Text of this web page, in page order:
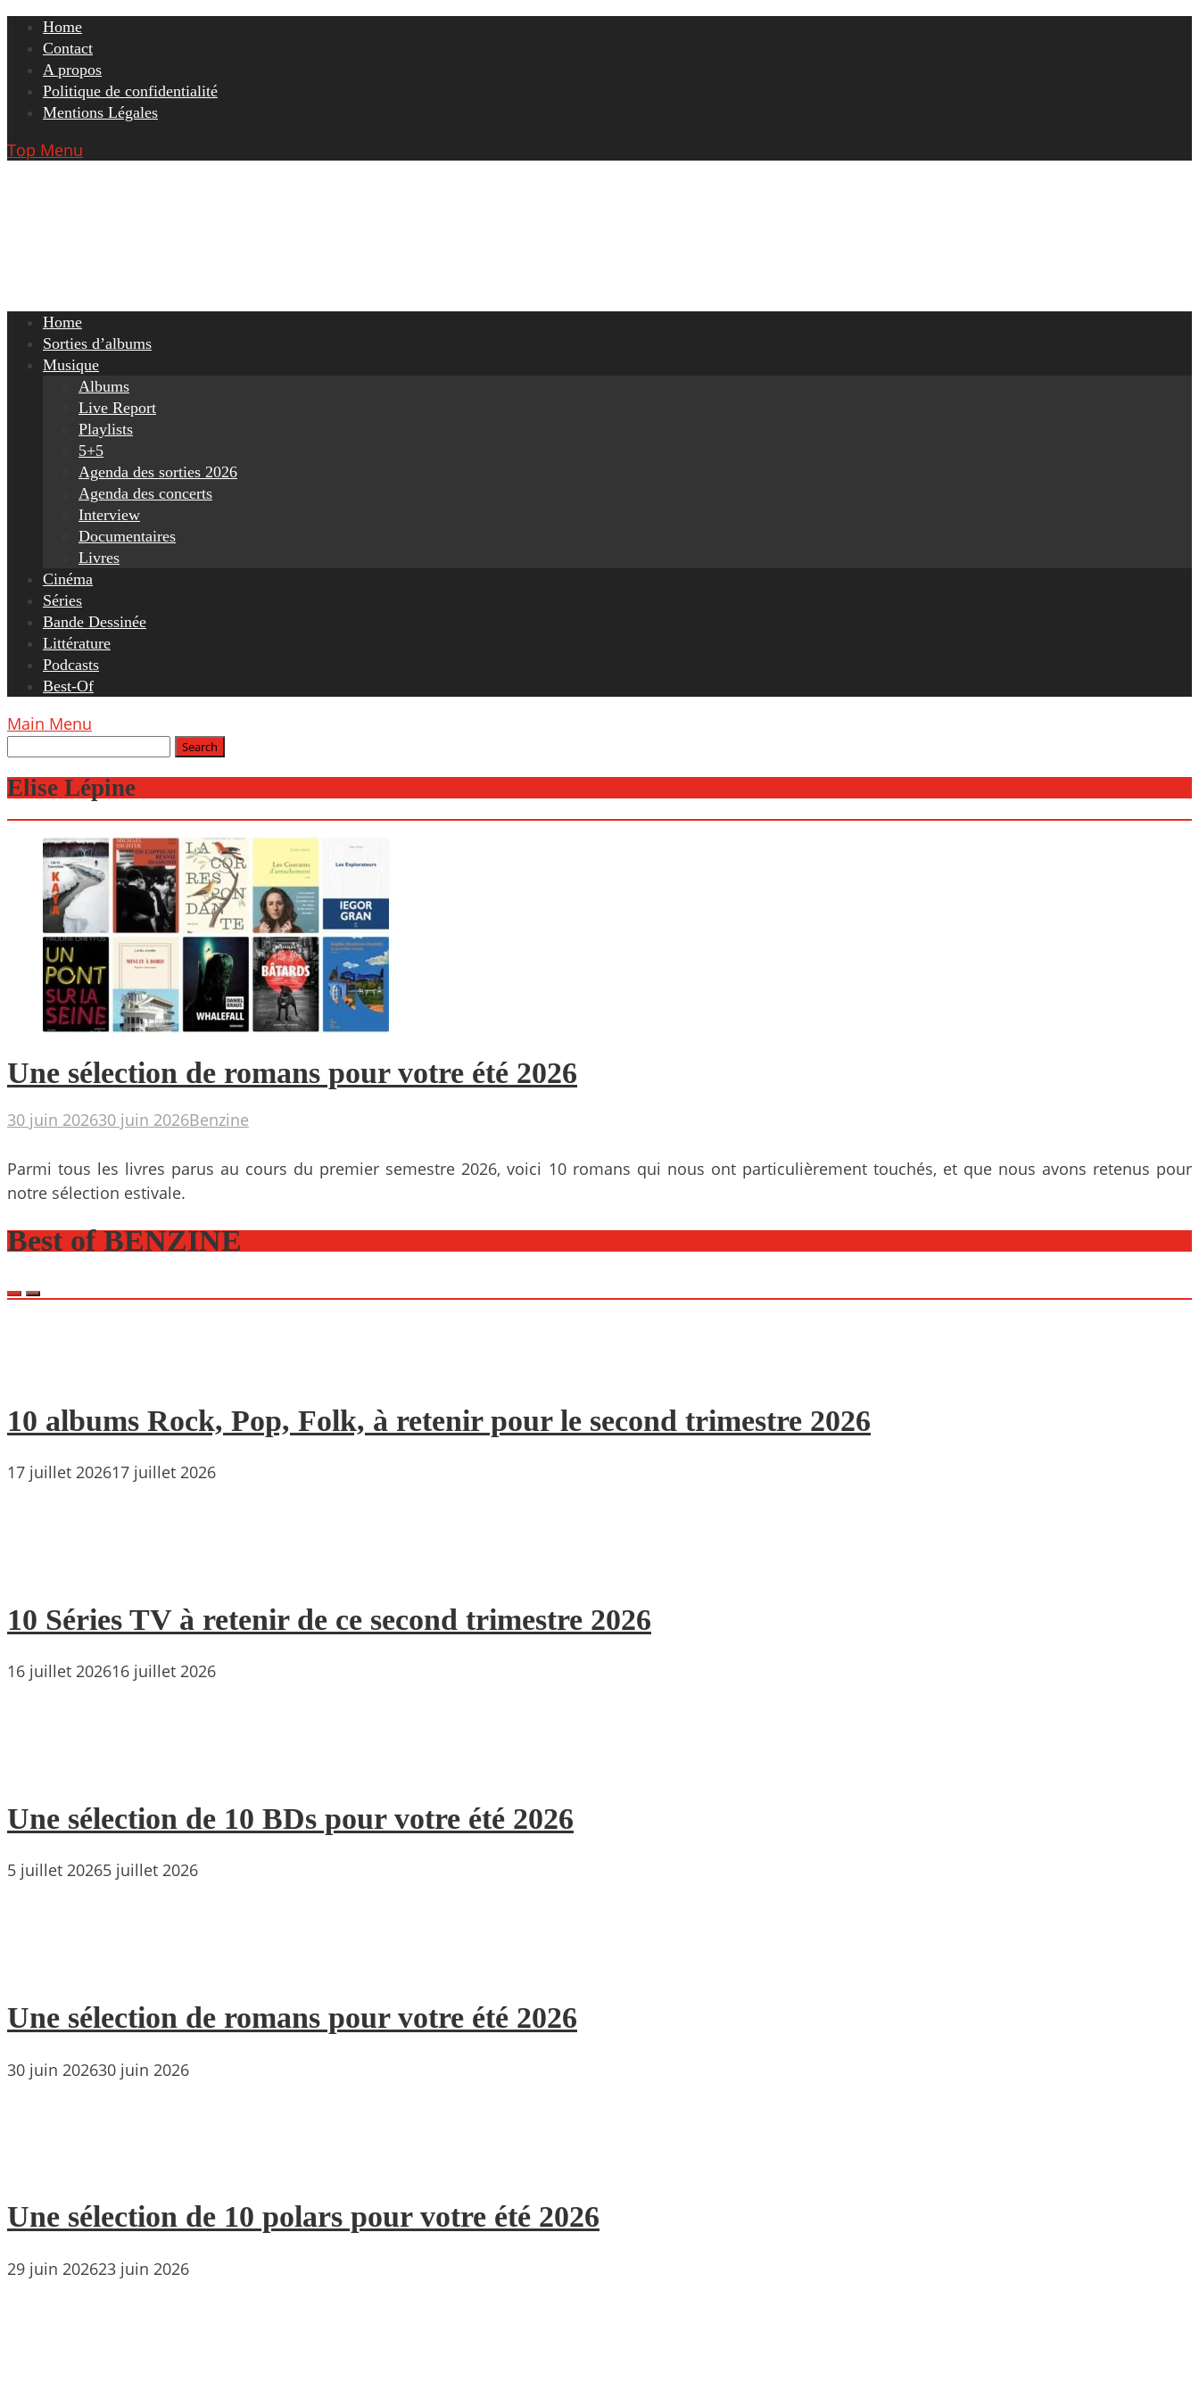
Skip
content
Home
Contact
A propos
Politique de confidentialité
Mentions Légales
Top Menu
Home
Sorties d’albums
Musique
Albums
Live Report
Playlists
5+5
Agenda des sorties 2026
Agenda des concerts
Interview
Documentaires
Livres
Cinéma
Séries
Bande Dessinée
Littérature
Podcasts
Best-Of
Main Menu
Elise Lépine
Une sélection de romans pour votre été 2026
30 juin 202630 juin 2026Benzine
Parmi tous les livres parus au cours du premier semestre 2026, voici 10 romans qui nous ont particulièrement touchés, et que nous avons retenus pour
notre sélection estivale.
Best of BENZINE
10 albums Rock, Pop, Folk, à retenir pour le second trimestre 2026
17 juillet 202617 juillet 2026
10 Séries TV à retenir de ce second trimestre 2026
16 juillet 202616 juillet 2026
Une sélection de 10 BDs pour votre été 2026
5 juillet 20265 juillet 2026
Une sélection de romans pour votre été 2026
30 juin 202630 juin 2026
Une sélection de 10 polars pour votre été 2026
29 juin 202623 juin 2026